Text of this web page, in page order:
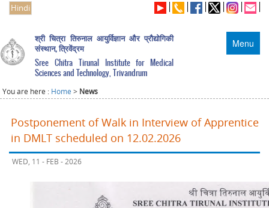
Hindi
Menu
श्री चित्रा तिरुनाल आयुर्विज्ञान और प्रौद्योगिकी
संस्थान, त्रिवेंद्रम
Sree Chitra Tirunal Institute for Medical
Sciences and Technology, Trivandrum
You are here : Home > News
Postponement of Walk in Interview of Apprentice
in DMLT scheduled on 12.02.2026
WED, 11 - FEB - 2026